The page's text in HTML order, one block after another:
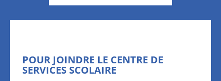
POUR JOINDRE LE CENTRE DE
SERVICES SCOLAIRE